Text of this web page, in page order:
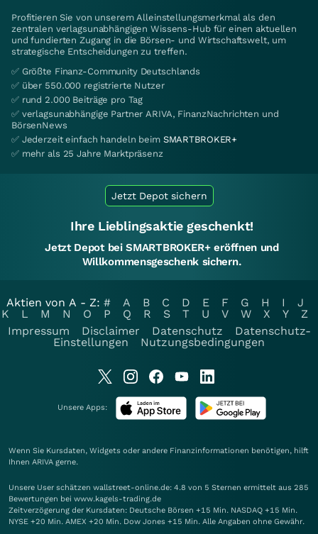
Profitieren Sie von unserem Alleinstellungsmerkmal als den
zentralen verlagsunabhängigen Wissens-Hub für einen aktuellen
und fundierten Zugang in die Börsen- und Wirtschaftswelt, um
strategische Entscheidungen zu treffen.
✅ Größte Finanz-Community Deutschlands
✅ über 550.000 registrierte Nutzer
✅ rund 2.000 Beiträge pro Tag
✅ verlagsunabhängige Partner ARIVA, FinanzNachrichten und
BörsenNews
✅ Jederzeit einfach handeln beim SMARTBROKER+
✅ mehr als 25 Jahre Marktpräsenz
Jetzt Depot sichern
Ihre Lieblingsaktie geschenkt!
Jetzt Depot bei SMARTBROKER+ eröffnen und
Willkommensgeschenk sichern.
Aktien von A - Z: # A B C D E F G H I
J
K
L M N O P Q R S T U V W X Y
Z
Impressum
Disclaimer Datenschutz
Datenschutz-
Einstellungen
Nutzungsbedingungen
Unsere Apps:
Wenn Sie Kursdaten, Widgets oder andere Finanzinformationen benötigen, hilft
Ihnen ARIVA gerne.
Unsere User schätzen wallstreet-online.de: 4.8 von 5 Sternen ermittelt aus 285
Bewertungen bei www.kagels-trading.de
Zeitverzögerung der Kursdaten: Deutsche Börsen +15 Min. NASDAQ +15 Min.
NYSE +20 Min. AMEX +20 Min. Dow Jones +15 Min. Alle Angaben ohne Gewähr.